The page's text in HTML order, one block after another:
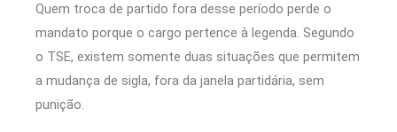
Quem troca de partido fora desse período perde o
mandato porque o cargo pertence à legenda. Segundo
o TSE, existem somente duas situações que permitem
a mudança de sigla, fora da janela partidária, sem
punição.